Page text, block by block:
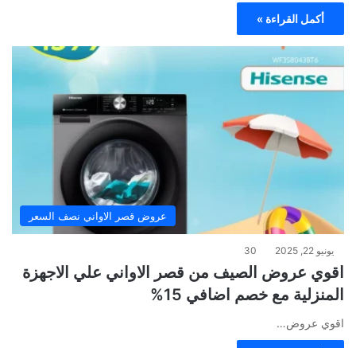
أكمل القراءة »
عروض قصر الاواني نصف السعر
يونيو 22, 2025 30
اقوي عروض الصيف من قصر الاواني علي الاجهزة
المنزلية مع خصم اضافي 15%
اقوي عروض…